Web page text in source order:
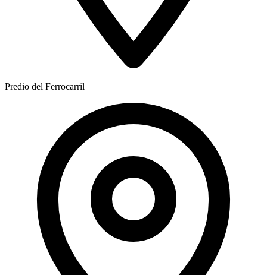
Predio del Ferrocarril